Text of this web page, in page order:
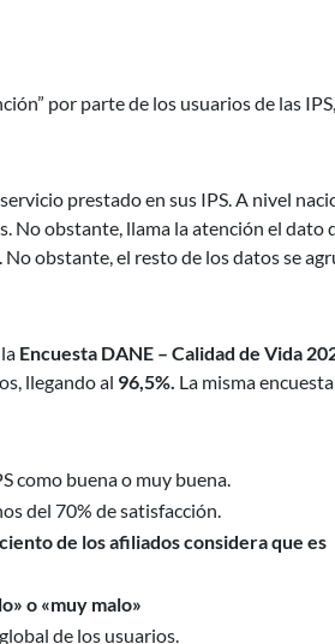
por parte de los usuarios de las IPS,
prestado en sus IPS. A nivel
No obstante, llama la atención el dato
No obstante, el resto de los datos se
Encuesta DANE – Calidad de Vida
llegando al 96,5%. La misma encuesta
como buena o muy buena.
del 70% de satisfacción.
de los afiliados considera que es
o «muy malo»
de los usuarios.